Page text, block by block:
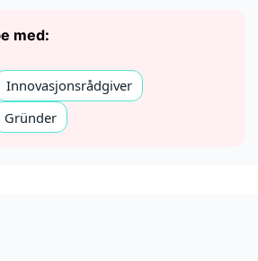
med:
Innovasjonsrådgiver
Gründer